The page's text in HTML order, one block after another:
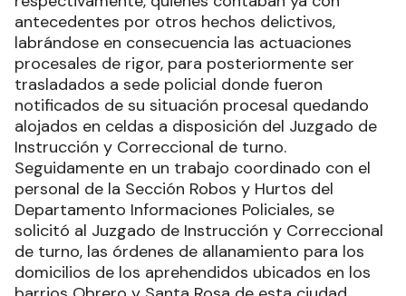
antecedentes por otros hechos delictivos,
labrándose en consecuencia las actuaciones
procesales de rigor, para posteriormente ser
trasladados a sede policial donde fueron
notificados de su situación procesal quedando
alojados en celdas a disposición del Juzgado de
Instrucción y Correccional de turno.
Seguidamente en un trabajo coordinado con el
personal de la Sección Robos y Hurtos del
Departamento Informaciones Policiales, se
solicitó al Juzgado de Instrucción y Correccional
de turno, las órdenes de allanamiento para los
domicilios de los aprehendidos ubicados en los